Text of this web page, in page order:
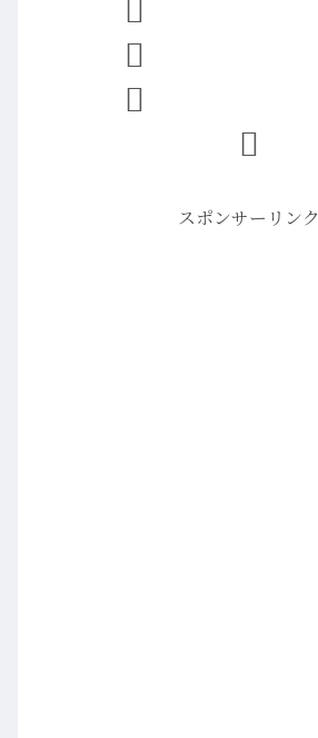
スポンサーリンク